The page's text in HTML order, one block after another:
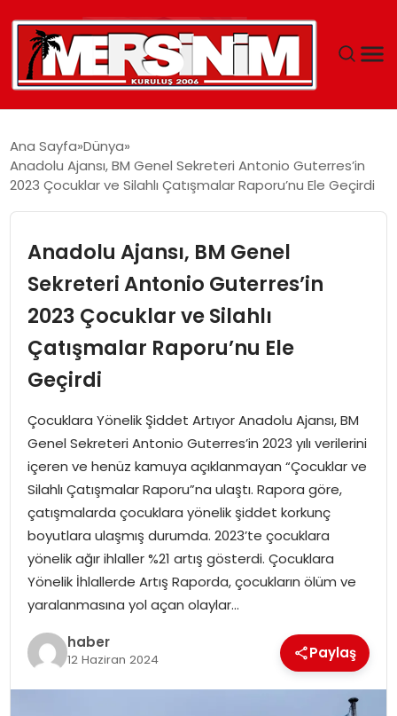
YAŞAM
EĞITIM
SPOR
MAGAZIN
DÜNYA
OTOMOBIL
Ana Sayfa Dünya
Anadolu Ajansı, BM Genel Sekreteri Antonio Guterres’in
2023 Çocuklar ve Silahlı Çatışmalar Raporu’nu Ele Geçirdi
Anadolu Ajansı, BM Genel
Sekreteri Antonio Guterres’in
2023 Çocuklar ve Silahlı
Çatışmalar Raporu’nu Ele
Geçirdi
Çocuklara Yönelik Şiddet Artıyor Anadolu Ajansı, BM
Genel Sekreteri Antonio Guterres’in 2023 yılı verilerini
içeren ve henüz kamuya açıklanmayan “Çocuklar ve
Silahlı Çatışmalar Raporu”na ulaştı. Rapora göre,
çatışmalarda çocuklara yönelik şiddet korkunç
boyutlara ulaşmış durumda. 2023’te çocuklara
yönelik ağır ihlaller %21 artış gösterdi. Çocuklara
Yönelik İhlallerde Artış Raporda, çocukların ölüm ve
yaralanmasına yol açan olaylar…
haber
12 Haziran 2024 Paylaş